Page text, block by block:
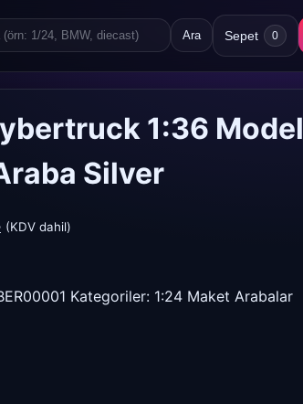
Ara Sepet 0
1:36 Model
Silver
Şu
3.350₺.
(KDV dahil)
Kategoriler: 1:24 Maket Arabalar